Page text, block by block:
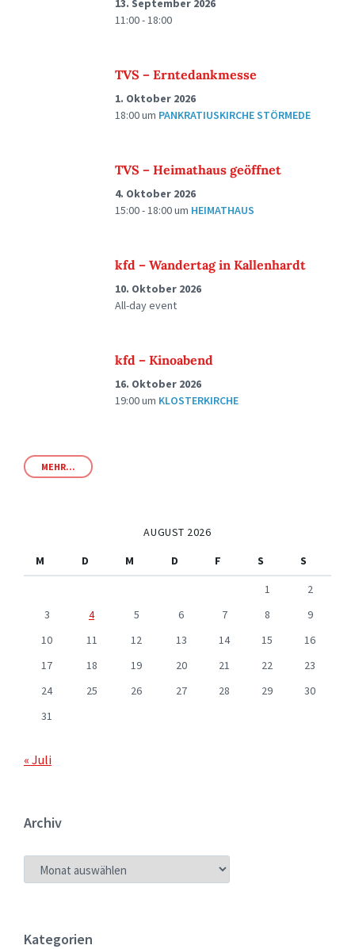
13. September 2026
11:00 - 18:00
TVS – Erntedankmesse
1. Oktober 2026
18:00um PANKRATIUSKIRCHE STÖRMEDE
TVS – Heimathaus geöffnet
4. Oktober 2026
15:00 - 18:00um HEIMATHAUS
kfd – Wandertag in Kallenhardt
10. Oktober 2026
All-day event
kfd – Kinoabend
16. Oktober 2026
19:00um KLOSTERKIRCHE
MEHR...
AUGUST 2026
M
D M D F S
S
1
2
3
4 5 6 7 8
9
10
11 12 13 14 15
16
17
18 19 20 21 22
23
24
25 26 27 28 29
30
31
« Juli
Archiv
ARCHIV
Kategorien